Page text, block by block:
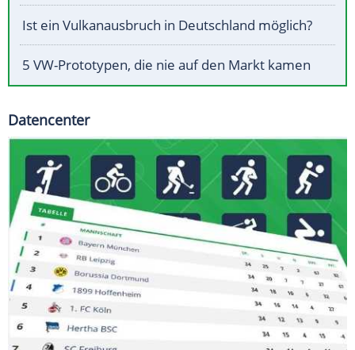
Ist ein Vulkanausbruch in Deutschland möglich?
5 VW-Prototypen, die nie auf den Markt kamen
Datencenter